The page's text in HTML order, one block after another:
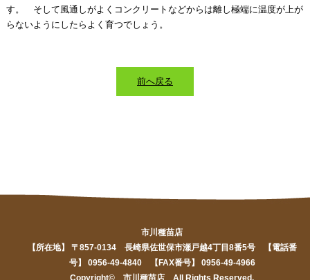
す。 そして風通しがよくコンクリートなどからは離し極端に温度が上が
らないようにしたらよく育つでしょう。
前へ戻る
市川種苗店
【所在地】 〒857-0134 長崎県佐世保市瀬戸越4丁目8番5号 【電話番
号】 0956-49-4840 【FAX番号】 0956-49-4966
Copyright© 市川種苗店 All Rights Reserved.